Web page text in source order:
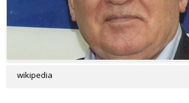
wikipedia